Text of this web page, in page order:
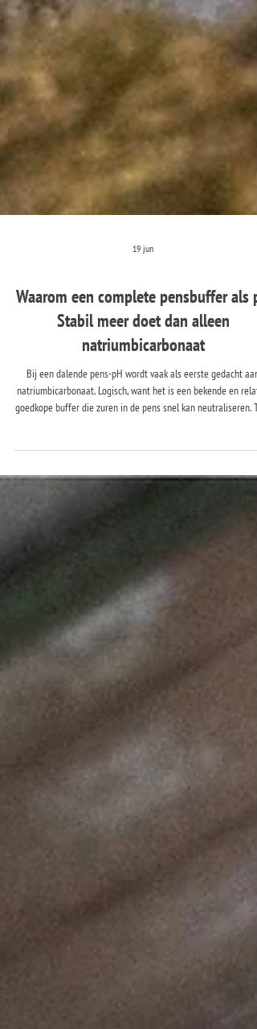
19 jun
Waarom een complete pensbuffer als
Stabil meer doet dan alleen
natriumbicarbonaat
Bij een dalende pens-pH wordt vaak als eerste gedacht aan
goedkope buffer die zuren in de pens snel kan neutraliseren.
maar vooral van een langdurige buffering gedurende de dag.